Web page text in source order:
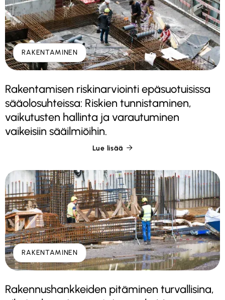
RAKENTAMINEN
Rakentamisen riskinarviointi epäsuotuisissa
sääolosuhteissa: Riskien tunnistaminen,
vaikutusten hallinta ja varautuminen
vaikeisiin sääilmiöihin.
Lue lisää 
RAKENTAMINEN
Rakennushankkeiden pitäminen turvallisina,